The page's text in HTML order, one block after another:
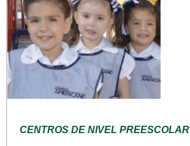
CENTROS DE NIVEL PREESCOLAR